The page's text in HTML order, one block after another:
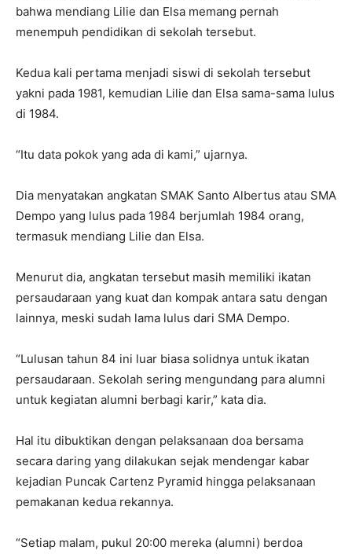
bahwa mendiang Lilie dan Elsa memang pernah
menempuh pendidikan di sekolah tersebut.
Kedua kali pertama menjadi siswi di sekolah tersebut
yakni pada 1981, kemudian Lilie dan Elsa sama-sama lulus
di 1984.
“Itu data pokok yang ada di kami,” ujarnya.
Dia menyatakan angkatan SMAK Santo Albertus atau SMA
Dempo yang lulus pada 1984 berjumlah 1984 orang,
termasuk mendiang Lilie dan Elsa.
Menurut dia, angkatan tersebut masih memiliki ikatan
persaudaraan yang kuat dan kompak antara satu dengan
lainnya, meski sudah lama lulus dari SMA Dempo.
“Lulusan tahun 84 ini luar biasa solidnya untuk ikatan
persaudaraan. Sekolah sering mengundang para alumni
untuk kegiatan alumni berbagi karir,” kata dia.
Hal itu dibuktikan dengan pelaksanaan doa bersama
secara daring yang dilakukan sejak mendengar kabar
kejadian Puncak Cartenz Pyramid hingga pelaksanaan
pemakanan kedua rekannya.
“Setiap malam, pukul 20:00 mereka (alumni) berdoa